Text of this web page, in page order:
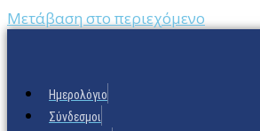
Μετάβαση στο περιεχόμενο
Ημερολόγιο
Σύνδεσμοι